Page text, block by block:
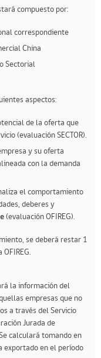
compuesto por:
correspondiente
China
Sectorial
aspectos:
de la oferta que
(evaluación SECTOR).
y su oferta
con la demanda
el comportamiento
deberes y
(evaluación OFIREG).
se deberá restar 1
la información del
empresas que no
a través del Servicio
Jurada de
calculará tomando en
exportado en el período